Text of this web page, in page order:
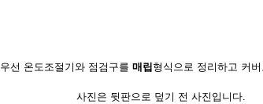
우선 온도조절기와 점검구를 매립 형식으로 정리하고 커
사진은 뒷판으로 덮기 전 사진입니다.